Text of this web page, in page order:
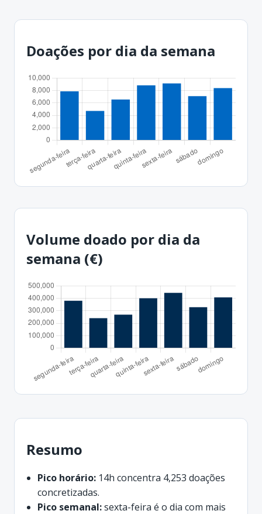
Doações por dia da semana
Volume doado por dia da
semana (€)
Resumo
Pico horário: 14h concentra 4,253 doações
concretizadas.
Pico semanal:sexta-feira é o dia com mais